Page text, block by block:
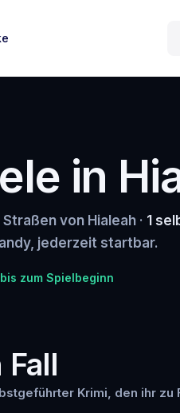
in
von Hialeah · 1
jederzeit startbar.
zum Spielbeginn
Krimi, den ihr zu